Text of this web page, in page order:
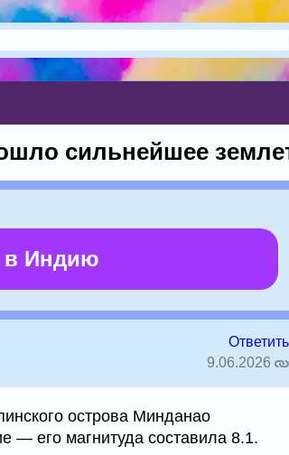
сильнейшее
в Индию
Ответить
9.06.2026
острова Минданао
— его магнитуда составила 8.1.